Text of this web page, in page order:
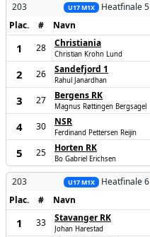
203 U17 M1X Heatfinale 5
Plac.
# Navn
1 28 Christiania
Christian Krohn Lund
2 26 Sandefjord 1
Rahul Janardhan
3 27 Bergens RK
Magnus Røttingen Bergsagel
4 30 NSR
Ferdinand Pettersen Reijin
5 25 Horten RK
Bo Gabriel Erichsen
203 U17 M1X Heatfinale 6
Plac.
# Navn
1 33 Stavanger RK
Johan Harestad